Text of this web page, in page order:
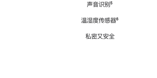
声音识别脚
⁵
温湿度传感器脚
⁶
私密又安全